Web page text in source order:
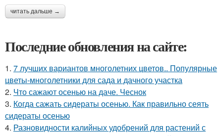
читать дальше →
Последние обновления на сайте:
1. 7 лучших вариантов многолетних цветов.. Популярные
цветы-многолетники для сада и дачного участка
2. Что сажают осенью на даче. Чеснок
3. Когда сажать сидераты осенью. Как правильно сеять
сидераты осенью
4. Разновидности калийных удобрений для растений с